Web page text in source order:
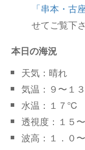
「串本・古
せてご覧下さ
本日の海況
天気：晴れ
気温：９〜１
水温：１７℃
透視度：１５
波高：１．０